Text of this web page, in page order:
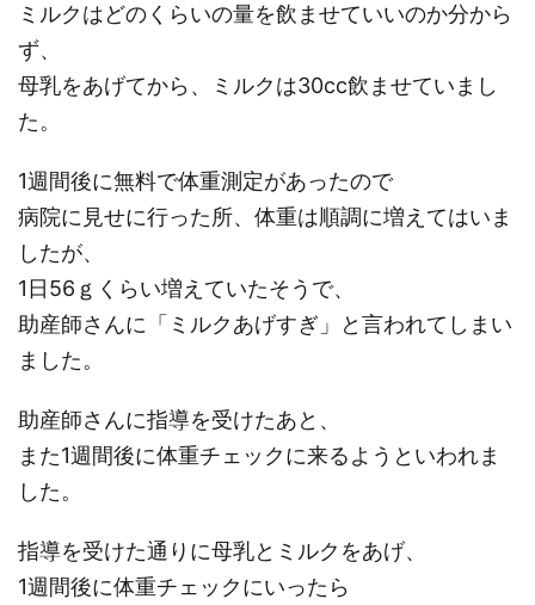
ミルクはどのくらいの量を飲ませていいのか分から
ず、
母乳をあげてから、ミルクは30cc飲ませていまし
た。
1週間後に無料で体重測定があったので
病院に見せに行った所、体重は順調に増えてはいま
したが、
1日56ｇくらい増えていたそうで、
助産師さんに「ミルクあげすぎ」と言われてしまい
ました。
助産師さんに指導を受けたあと、
また1週間後に体重チェックに来るようといわれま
した。
指導を受けた通りに母乳とミルクをあげ、
1週間後に体重チェックにいったら